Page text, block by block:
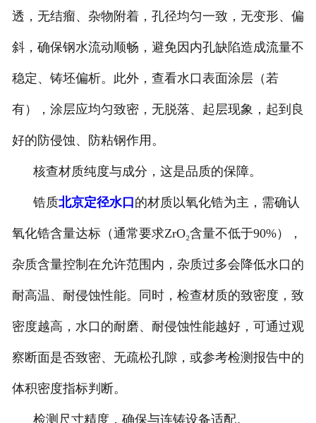
透，无结瘤、杂物附着，孔径均匀一致，无变形、偏
斜，确保钢水流动顺畅，避免因内孔缺陷造成流量不
稳定、铸坯偏析。此外，查看水口表面涂层（若
有），涂层应均匀致密，无脱落、起层现象，起到良
好的防侵蚀、防粘钢作用。
核查材质纯度与成分，这是品质的保障。
锆质北京定径水口 的材质以氧化锆为主，需确认
氧化锆含量达标（通常要求ZrO₂含量不低于90%），
杂质含量控制在允许范围内，杂质过多会降低水口的
耐高温、耐侵蚀性能。同时，检查材质的致密度，致
密度越高，水口的耐磨、耐侵蚀性能越好，可通过观
察断面是否致密、无疏松孔隙，或参考检测报告中的
体积密度指标判断。
检测尺寸精度，确保与连铸设备适配。